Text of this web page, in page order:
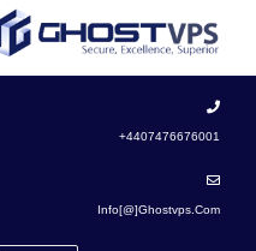
4407476676001+
Info[@]ghostvps.com